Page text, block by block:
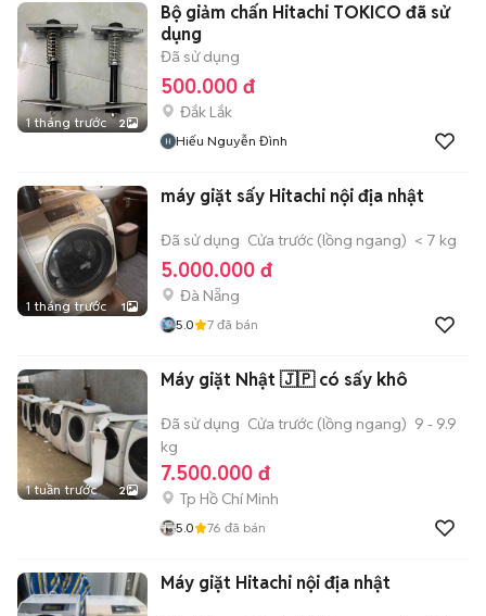
1 tháng trước 2
Bộ giảm chấn Hitachi TOKICO đã sử
dụng
Đã sử dụng
500.000 đ
Đắk Lắk
Hiếu Nguyễn Đình
1 tháng trước 1
máy giặt sấy Hitachi nội địa nhật
Đã sử dụng Cửa trước (lồng ngang) < 7 kg
5.000.000 đ
Đà Nẵng
5.0 7 đã bán
1 tuần trước 2
Máy giặt Nhật 🇯🇵 có sấy khô
Đã sử dụng Cửa trước (lồng ngang) 9 - 9.9
kg
7.500.000 đ
Tp Hồ Chí Minh
5.0 76 đã bán
Máy giặt Hitachi nội địa nhật